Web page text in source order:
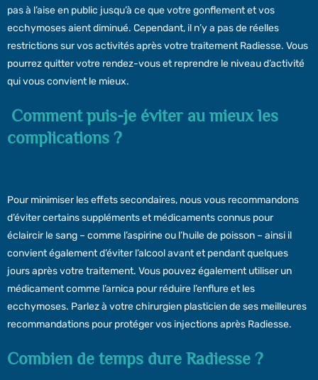
pas à l’aise en public jusqu’à ce que votre gonflement et vos
ecchymoses aient diminué. Cependant, il n’y a pas de réelles
restrictions sur vos activités après votre traitement Radiesse. Vous
pourrez quitter votre rendez-vous et reprendre le niveau d’activité
qui vous convient le mieux.
Comment puis-je éviter au mieux les
complications ?
Pour minimiser les effets secondaires, nous vous recommandons
d’éviter certains suppléments et médicaments connus pour
éclaircir le sang – comme l’aspirine ou l’huile de poisson – ainsi il
convient également d’éviter l’alcool avant et pendant quelques
jours après votre traitement. Vous pouvez également utiliser un
médicament comme l’arnica pour réduire l’enflure et les
ecchymoses. Parlez à votre chirurgien plasticien de ses meilleures
recommandations pour protéger vos injections après Radiesse.
Combien de temps dure Radiesse ?